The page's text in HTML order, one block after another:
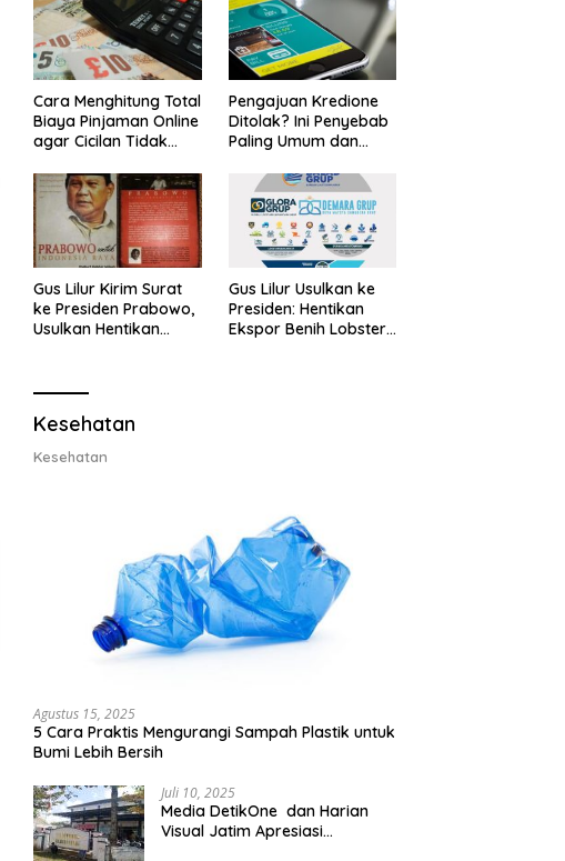
Cara Menghitung Total
Biaya Pinjaman Online
agar Cicilan Tidak
Pengajuan Kredione
Ditolak? Ini Penyebab
Paling Umum dan
Gus Lilur Kirim Surat
ke Presiden Prabowo,
Usulkan Hentikan
Lobster 50 Gram
Gus Lilur Usulkan ke
Presiden: Hentikan
Ekspor Benih Lobster,
Kesehatan
Kesehatan
Agustus 15, 2025
5 Cara Praktis Mengurangi Sampah Plastik untuk
Bumi Lebih Bersih
Juli 10, 2025
Media DetikOne dan Harian
Visual Jatim Apresiasi